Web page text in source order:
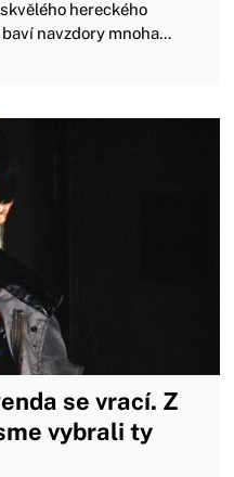
hereckého
navzdory mnoha...
se vrací. Z
vybrali ty